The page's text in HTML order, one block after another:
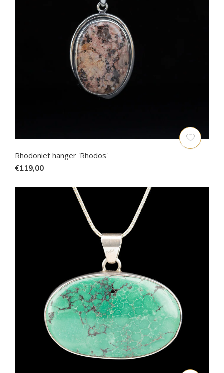
Rhodoniet hanger 'Rhodos'
€119,00